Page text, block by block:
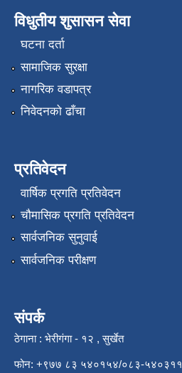
विधुतीय शुसासन सेवा
घटना दर्ता
सामाजिक सुरक्षा
नागरिक वडापत्र
निवेदनको ढाँचा
प्रतिवेदन
वार्षिक प्रगति प्रतिवेदन
चौमासिक प्रगति प्रतिवेदन
सार्वजनिक सुनुवाई
सार्वजनिक परीक्षण
संपर्क
ठेगाना : भेरीगंगा - १२ , सुर्खेत
फोन: +९७७ ८३ ५४०१५४/०८३-५४०३११